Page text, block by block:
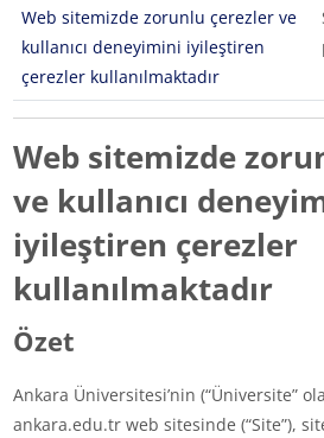
Web sitemizde zorunlu çerezler ve
kullanıcı deneyimini iyileştiren
çerezler kullanılmaktadır
Web sitemizde
ve kullanıcı
iyileştiren çerezler
kullanılmaktadır
Özet
Ankara Üniversitesi’nin (“Üniversite”
ankara.edu.tr web sitesinde (“Site”),